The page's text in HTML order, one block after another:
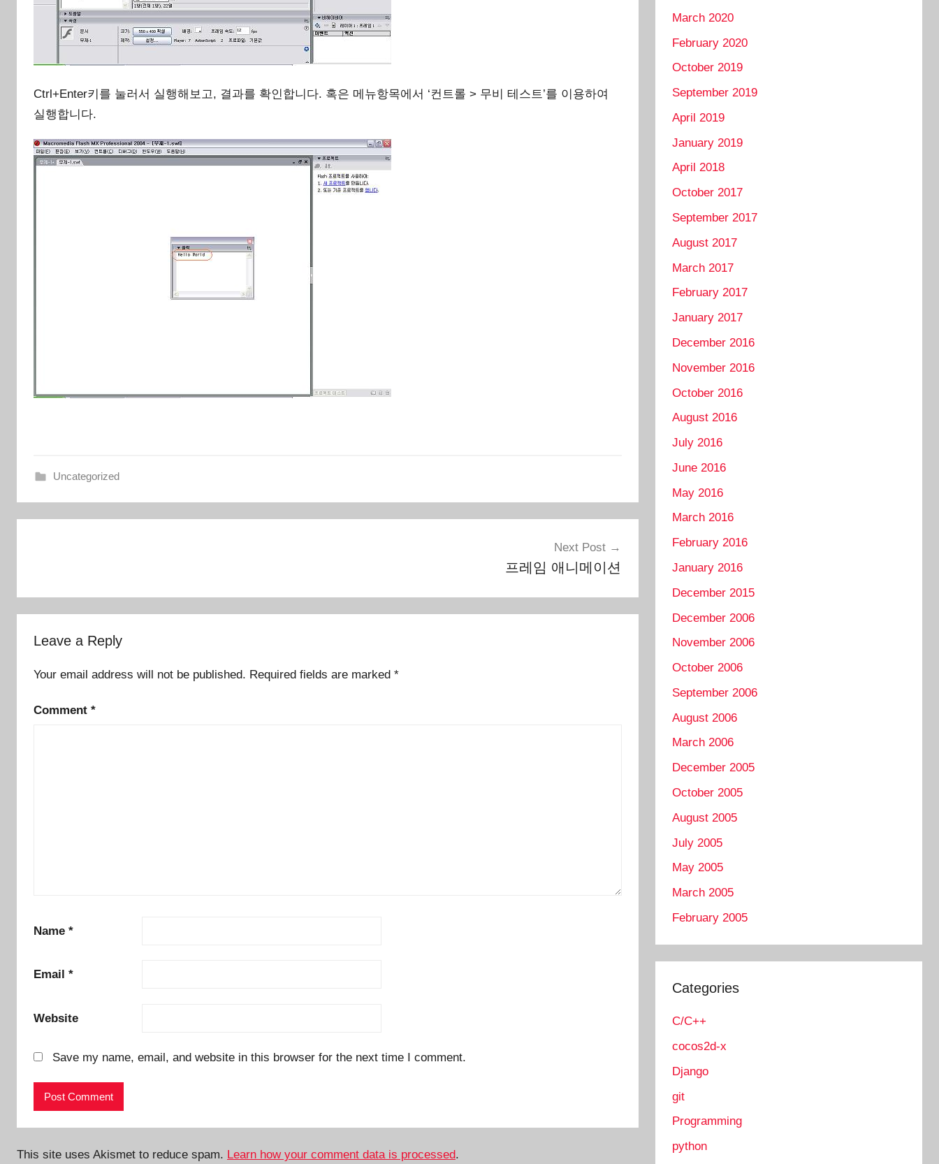
Ctrl+Enter키를 눌러서 실행해보고, 결과를 확인합니다. 혹은 메뉴항목에서 ‘컨트롤 > 무비 테스트’를 이용하여
실행합니다.
Uncategorized
Next Post
프레임 애니메이션
Leave a Reply
Your email address will not be published. Required fields are marked *
Comment *
Name *
Email *
Website
Save my name, email, and website in this browser for the next time I comment.
This site uses Akismet to reduce spam. Learn how your comment data is processed.
March 2020
February 2020
October 2019
September 2019
April 2019
January 2019
April 2018
October 2017
September 2017
August 2017
March 2017
February 2017
January 2017
December 2016
November 2016
October 2016
August 2016
July 2016
June 2016
May 2016
March 2016
February 2016
January 2016
December 2015
December 2006
November 2006
October 2006
September 2006
August 2006
March 2006
December 2005
October 2005
August 2005
July 2005
May 2005
March 2005
February 2005
Categories
C/C++
cocos2d-x
Django
git
Programming
python